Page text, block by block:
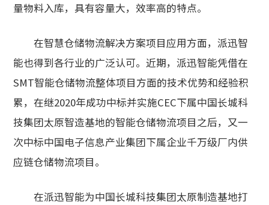
量物料入库，具有容量大，效率高的特点。
在智慧仓储物流解决方案项目应用方面，派迅智
能也得到各行业的广泛认可。近期，派迅智能凭借在
SMT智能仓储物流整体项目方面的技术优势和经验积
累，在继2020年成功中标并实施CEC下属中国长城科
技集团太原智造基地的智能仓储物流项目之后，又一
次中标中国电子信息产业集团下属企业千万级厂内供
应链仓储物流项目。
在派迅智能为中国长城科技集团太原制造基地打